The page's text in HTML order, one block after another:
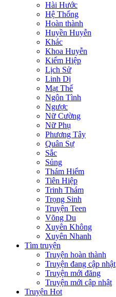
Hài Hước
Hệ Thống
Hoàn thành
Huyền Huyễn
Khác
Khoa Huyễn
Kiếm Hiệp
Lịch Sử
Linh Dị
Mạt Thế
Ngôn Tình
Ngược
Nữ Cường
Nữ Phụ
Phương Tây
Quân Sự
Sắc
Sủng
Thám Hiểm
Tiên Hiệp
Trinh Thám
Trọng Sinh
Truyện Teen
Võng Du
Xuyên Không
Xuyên Nhanh
Tìm truyện
Truyện hoàn thành
Truyện đang cập nhật
Truyện mới đăng
Truyện mới cập nhật
Truyện Hot